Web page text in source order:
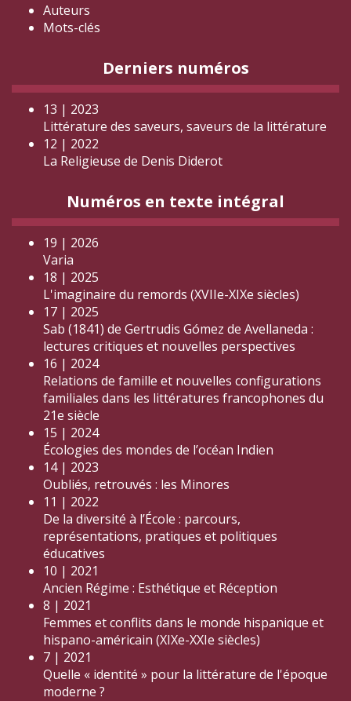
Auteurs
Mots-clés
Derniers numéros
13 | 2023
Littérature des saveurs, saveurs de la littérature
12 | 2022
La Religieuse de Denis Diderot
Numéros en texte intégral
19 | 2026
Varia
18 | 2025
L'imaginaire du remords (XVIIe-XIXe siècles)
17 | 2025
Sab (1841) de Gertrudis Gómez de Avellaneda :
lectures critiques et nouvelles perspectives
16 | 2024
Relations de famille et nouvelles configurations
familiales dans les littératures francophones du
21e siècle
15 | 2024
Écologies des mondes de l’océan Indien
14 | 2023
Oubliés, retrouvés : les Minores
11 | 2022
De la diversité à l’École : parcours,
représentations, pratiques et politiques
éducatives
10 | 2021
Ancien Régime : Esthétique et Réception
8 | 2021
Femmes et conflits dans le monde hispanique et
hispano-américain (XIXe-XXIe siècles)
7 | 2021
Quelle « identité » pour la littérature de l'époque
moderne ?